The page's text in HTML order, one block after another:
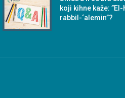
koji kihne kaže:
rabbil-‘alemin”?